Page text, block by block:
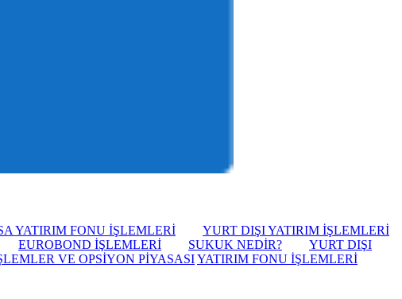
YATIRIM FONU İŞLEMLERİ
YURT DIŞI YATIRIM İŞLEMLERİ
EUROBOND İŞLEMLERİ SUKUK NEDİR?
YURT DIŞI
VE OPSİYON PİYASASIYATIRIM FONU İŞLEMLERİ